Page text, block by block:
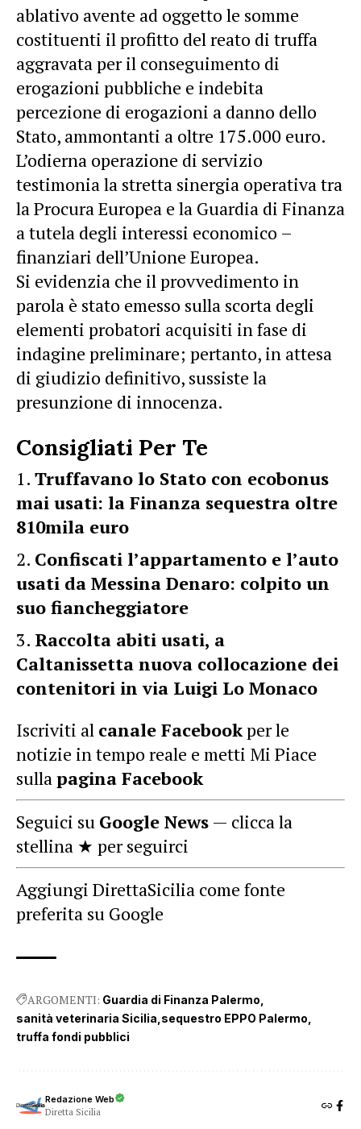
ablativo avente ad oggetto le somme
costituenti il profitto del reato di truffa
aggravata per il conseguimento di
erogazioni pubbliche e indebita
percezione di erogazioni a danno dello
Stato, ammontanti a oltre 175.000 euro.
L’odierna operazione di servizio
testimonia la stretta sinergia operativa tra
la Procura Europea e la Guardia di Finanza
a tutela degli interessi economico –
finanziari dell’Unione Europea.
Si evidenzia che il provvedimento in
parola è stato emesso sulla scorta degli
elementi probatori acquisiti in fase di
indagine preliminare; pertanto, in attesa
di giudizio definitivo, sussiste la
presunzione di innocenza.
Consigliati Per Te
Truffavano lo Stato con ecobonus
mai usati: la Finanza sequestra oltre
810mila euro
Confiscati l’appartamento e l’auto
usati da Messina Denaro: colpito un
suo fiancheggiatore
Raccolta abiti usati, a
Caltanissetta nuova collocazione dei
contenitori in via Luigi Lo Monaco
Iscriviti al canale Facebookper le
notizie in tempo reale e metti Mi Piace
sullapagina Facebook
Seguici su Google News — clicca la
stellina ★ per seguirci
Aggiungi DirettaSicilia come fonte
preferita su Google
ARGOMENTI: Guardia di Finanza Palermo
sanità veterinaria Sicilia sequestro EPPO Palermo
truffa fondi pubblici
Redazione Web
Diretta Sicilia